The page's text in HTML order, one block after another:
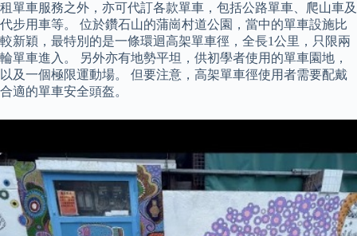
租單車服務之外，亦可代訂各款單車，包括公路單車、爬山車及
代步用車等。 位於鑽石山的蒲崗村道公園，當中的單車設施比
較新穎，最特別的是一條環迴高架單車徑，全長1公里，只限兩
輪單車進入。 另外亦有地勢平坦，供初學者使用的單車園地，
以及一個極限運動場。 但要注意，高架單車徑使用者需要配戴
合適的單車安全頭盔。